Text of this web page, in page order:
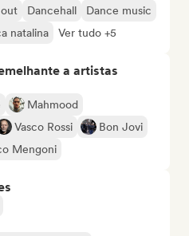
Dancehall
Dance music
natalina Ver tudo +5
a artistas
Mahmood
Vasco Rossi
Bon Jovi
Mengoni